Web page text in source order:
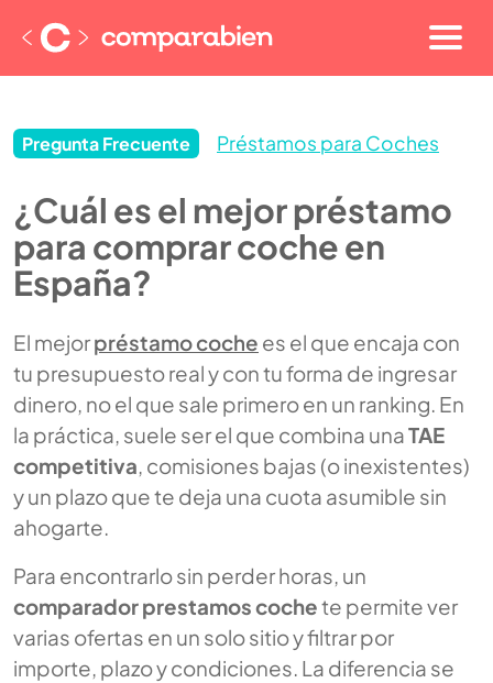
Pregunta Frecuente Préstamos para Coches
¿Cuál es el mejor préstamo
para comprar coche en
España?
El mejorpréstamo coche es el que encaja con
tu presupuesto real y con tu forma de ingresar
dinero, no el que sale primero en un ranking. En
la práctica, suele ser el que combina unaTAE
competitiva, comisiones bajas (o inexistentes)
y un plazo que te deja una cuota asumible sin
ahogarte.
Para encontrarlo sin perder horas, un
comparador prestamos cochete permite ver
varias ofertas en un solo sitio y filtrar por
importe, plazo y condiciones. La diferencia se